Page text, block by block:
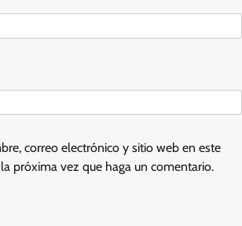
correo electrónico y sitio web en este
próxima vez que haga un comentario.